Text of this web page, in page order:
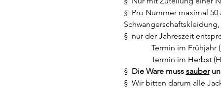
§  Pro Nummer maximal
§  nur der Jahreszeit
Termin im Frühjahr
Termin im Herbst
§ Die Ware muss sauber
§  Wir bitten darum alle